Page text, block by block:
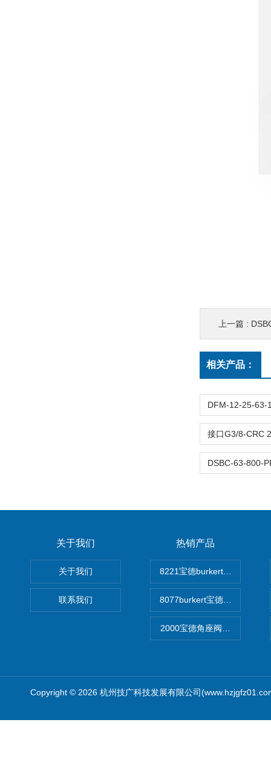
上一篇 : DSBC-
相关产品：
关于我们
关于我们
联系我们
热销产品
8221宝德burkert电导率探头
8077burkert宝德椭圆齿轮脉
2000宝德角座阀德国宝帝
Copyright © 2026 杭州技广科技发展有限公司